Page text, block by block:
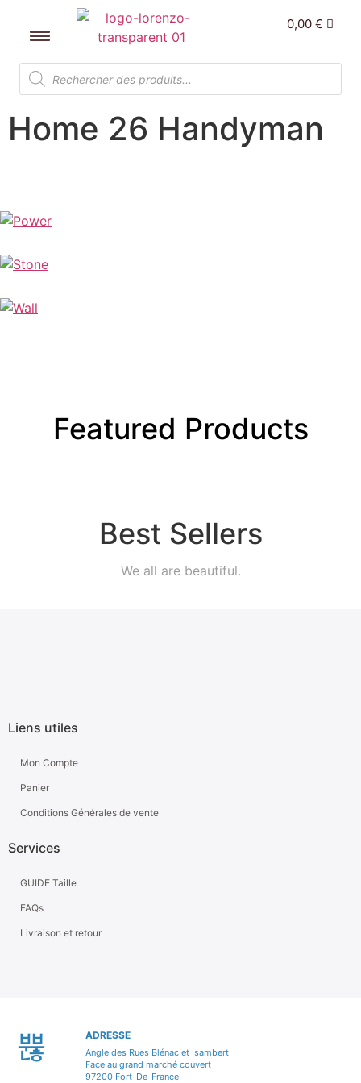
0,00 €
Home 26 Handyman
Featured Products
Best Sellers
We all are beautiful.
Liens utiles
Mon Compte
Panier
Conditions Générales de vente
Services
GUIDE Taille
FAQs
Livraison et retour
ADRESSE
Angle des Rues Blénac et Isambert
Face au grand marché couvert
97200 Fort-De-France